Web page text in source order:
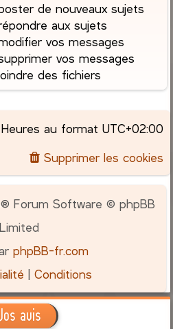
de nouveaux sujets
aux sujets
vos messages
vos messages
des fichiers
Heures au format UTC+02:00
Supprimer les cookies
® Forum Software © phpBB
Limited
phpBB-fr.com
|Conditions
avis